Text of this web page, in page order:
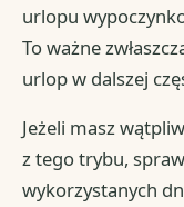
urlopu
To ważne
urlop w dalszej
Jeżeli masz
z tego trybu,
wykorzystanych